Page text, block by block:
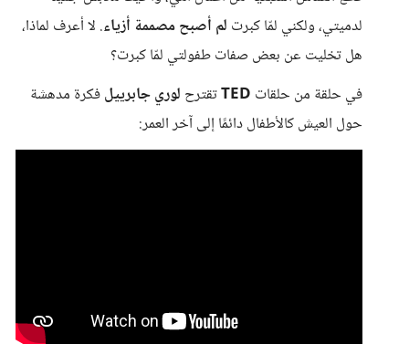
لدميتي، ولكني لمّا كبرت لم أصبح مصممة أزياء. لا أعرف لماذا،
هل تخليت عن بعض صفات طفولتي لمّا كبرت؟
في حلقة من حلقات TEDتقترح لوري جابرييلفكرة مدهشة
حول العيش كالأطفال دائمًا إلى آخر العمر: